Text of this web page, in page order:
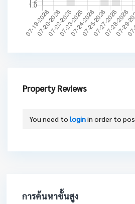
Property Reviews
You need to loginin order to
การค้นหาขั้นสูง